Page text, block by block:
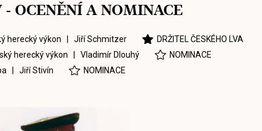
- OCENĚNÍ A NOMINACE
herecký výkon | Jiří Schmitzer
DRŽITEL ČESKÉHO LVA
herecký výkon | Vladimír Dlouhý
NOMINACE
| Jiří Stivín NOMINACE